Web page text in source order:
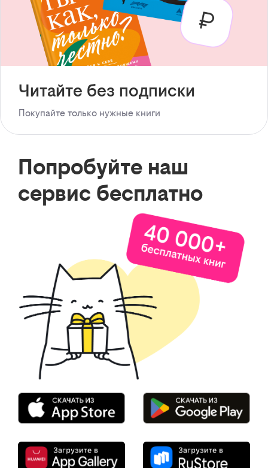
Читайте без подписки
Покупайте только нужные книги
Попробуйте наш
сервис бесплатно